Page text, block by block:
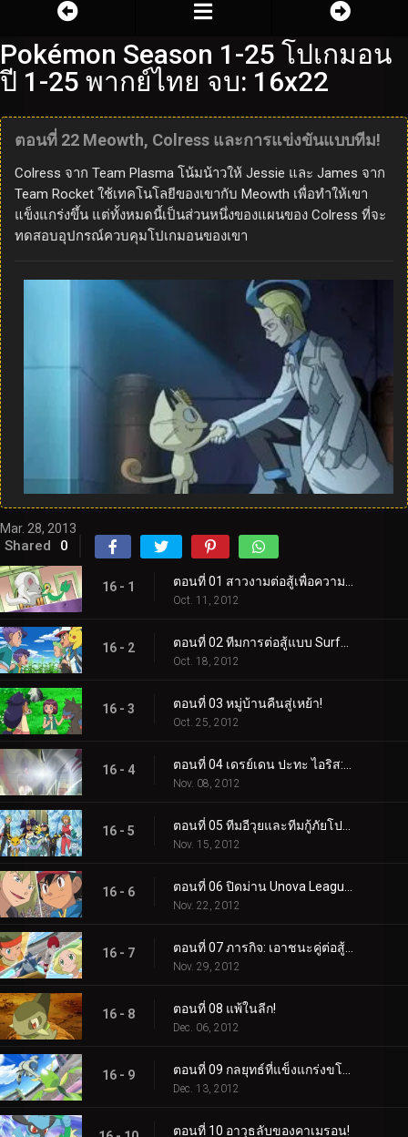
Pokémon Season 1-25 โปเกมอน
ปี 1-25 พากย์ไทย จบ: 16x22
ตอนที่ 22 Meowth, Colress และการแข่งขันแบบทีม!
Colress จาก Team Plasma โน้มน้าวให้ Jessie และ James จาก
Team Rocket ใช้เทคโนโลยีของเขากับ Meowth เพื่อทำให้เขา
แข็งแกร่งขึ้น แต่ทั้งหมดนี้เป็นส่วนหนึ่งของแผนของ Colress ที่จะ
ทดสอบอุปกรณ์ควบคุมโปเกมอนของเขา
Mar. 28, 2013
Shared 0
16 - 1
Oct. 11, 2012
16 - 2
Oct. 18, 2012
16 - 3 ตอนที่ 03 หมู่บ้านคืนสู่เหย้า!
Oct. 25, 2012
16 - 4
Nov. 08, 2012
16 - 5
Nov. 15, 2012
16 - 6
Nov. 22, 2012
16 - 7
Nov. 29, 2012
16 - 8 ตอนที่ 08 แพ้ในลีก!
Dec. 06, 2012
16 - 9
Dec. 13, 2012
ตอนที่ 10 อาวุธลับของคาเมรอน!